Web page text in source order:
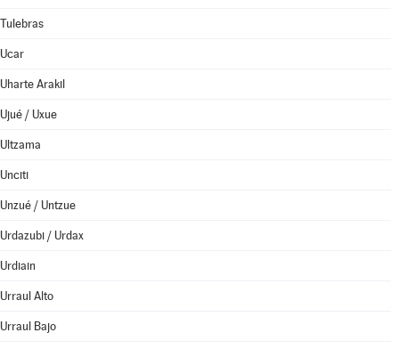
Tulebras
Ucar
Uharte Arakil
Ujué / Uxue
Ultzama
Unciti
Unzué / Untzue
Urdazubi / Urdax
Urdiain
Urraul Alto
Urraul Bajo